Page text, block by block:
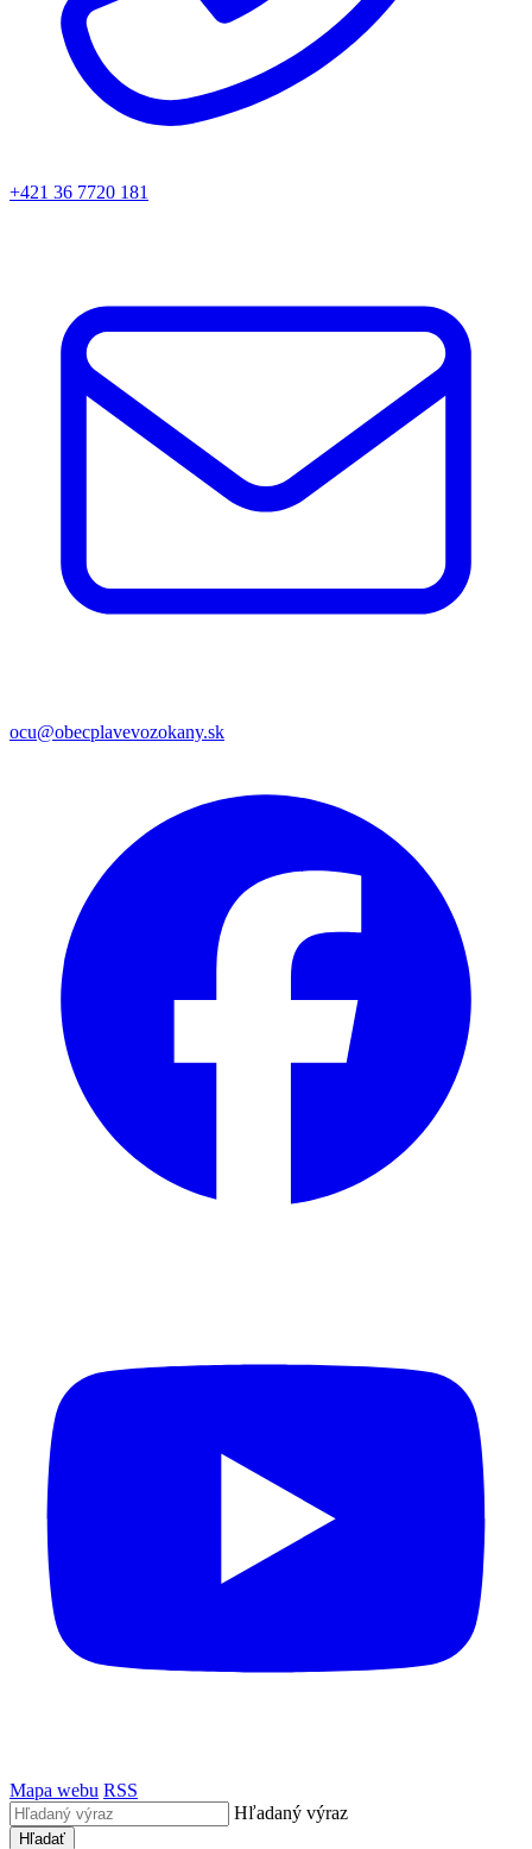
+421 36 7720 181
ocu@obecplavevozokany.sk
Mapa webu RSS
Hľadaný výraz
Hľadať